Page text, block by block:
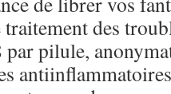
des
par pilule,